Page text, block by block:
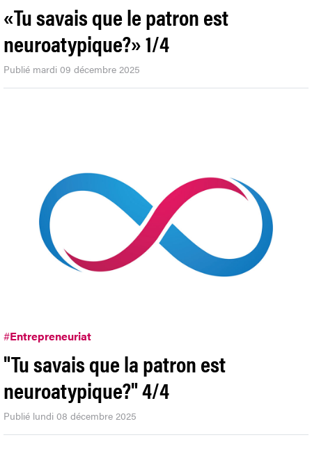
«Tu savais que le patron est
neuroatypique?» 1/4
Publié mardi 09 décembre 2025
#Entrepreneuriat
"Tu savais que la patron est
neuroatypique?" 4/4
Publié lundi 08 décembre 2025